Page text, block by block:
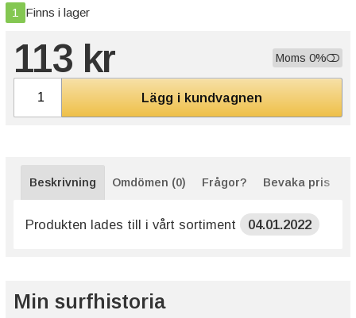
1 Finns i lager
113 kr Moms 0%
Lägg i kundvagnen
Beskrivning Omdömen (0) Frågor? Bevaka pris
Produkten lades till i vårt sortiment 04.01.2022
Min surfhistoria